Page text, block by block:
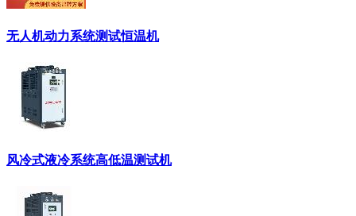
无人机动力系统测试恒温机
风冷式液冷系统高低温测试机